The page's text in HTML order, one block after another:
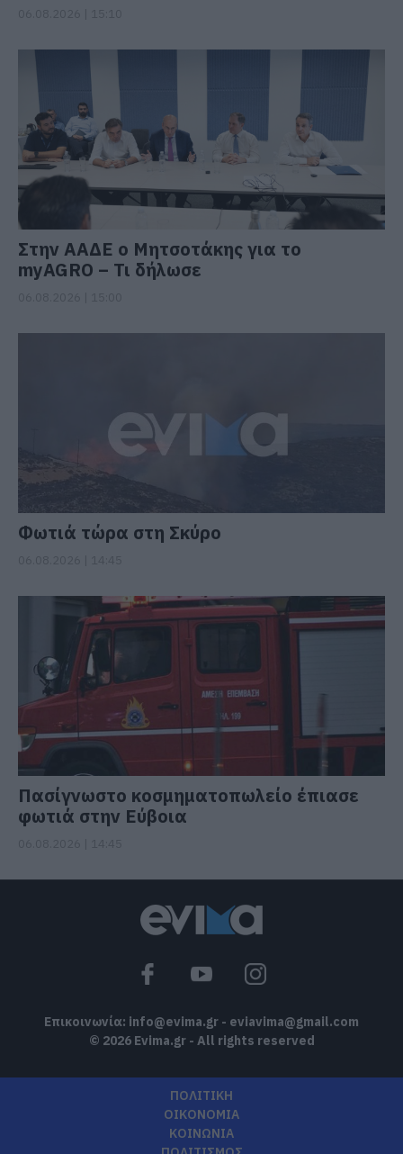
Στην ΑΑΔΕ ο Μητσοτάκης για το
myAGRO – Τι δήλωσε
Φωτιά τώρα στη Σκύρο
Πασίγνωστο κοσμηματοπωλείο έπιασε
φωτιά στην Εύβοια
Επικοινωνία: info@evima.gr - eviavima@gmail.com
© 2026 Evima.gr - All rights reserved
ΠΟΛΙΤΙΚΗ
ΟΙΚΟΝΟΜΙΑ
ΚΟΙΝΩΝΙΑ